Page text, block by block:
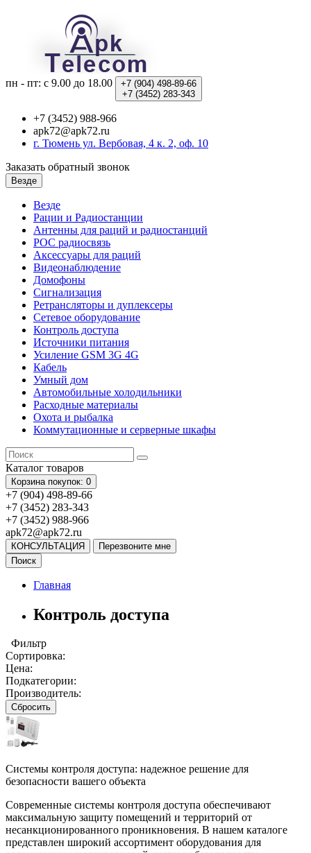
пн - пт: с 9.00 до 18.00 +7 (904) 498-89-66
+7 (3452) 283-343
+7 (3452) 988-966
apk72@apk72.ru
г. Тюмень ул. Вербовая, 4 к. 2, оф. 10
Заказать обратный звонок
Везде
Везде
Рации и Радиостанции
Антенны для раций и радиостанций
POC радиосвязь
Аксессуары для раций
Видеонаблюдение
Домофоны
Сигнализация
Ретрансляторы и дуплексеры
Сетевое оборудование
Контроль доступа
Источники питания
Усиление GSM 3G 4G
Кабель
Умный дом
Автомобильные холодильники
Расходные материалы
Охота и рыбалка
Коммутационные и серверные шкафы
Каталог товаров
Корзина покупок: 0
+7 (904) 498-89-66
+7 (3452) 283-343
+7 (3452) 988-966
apk72@apk72.ru
КОНСУЛЬТАЦИЯ
Перезвоните мне
Поиск
Главная
Контроль доступа
Фильтр
Сортировка:
Цена:
Подкатегории:
Производитель:
Сбросить
Системы контроля доступа: надежное решение для
безопасности вашего объекта
Современные системы контроля доступа обеспечивают
максимальную защиту помещений и территорий от
несанкционированного проникновения. В нашем каталоге
представлен широкий ассортимент оборудования для